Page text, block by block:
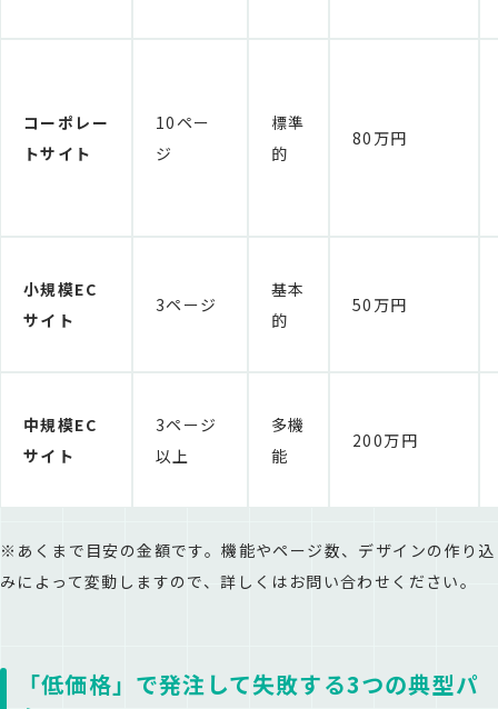
コーポレー
トサイト
10ペー
ジ
標準
的
80万円
小規模EC
サイト
3ページ
基本
的
50万円
中規模EC
サイト
3ページ
以上
多機
能
200万円
※あくまで目安の金額です。機能やページ数、デザインの作り込
みによって変動しますので、詳しくはお問い合わせください。
「低価格」で発注して失敗する3つの典型パ